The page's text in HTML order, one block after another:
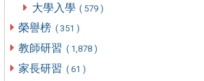
大學入學 ( 579 )
榮譽榜 ( 351 )
教師研習 ( 1,878 )
家長研習 ( 61 )